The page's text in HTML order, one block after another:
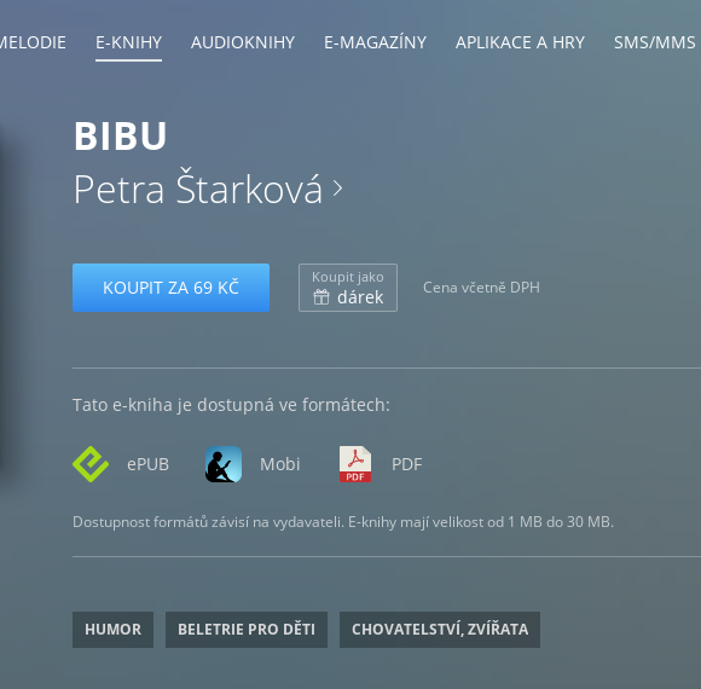
E-KNIHY AUDIOKNIHY E-MAGAZÍNY APLIKACE A HRY SMS/MMS
BIBU
Petra Štarková
KOUPIT ZA 69 KČ Koupit jako
dárek Cena včetně DPH
Tato e-kniha je dostupná ve formátech:
ePUB Mobi PDF
Dostupnost formátů závisí na vydavateli. E-knihy mají velikost od 1 MB do 30 MB.
HUMOR BELETRIE PRO DĚTI CHOVATELSTVÍ, ZVÍŘATA